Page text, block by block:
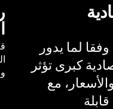
لما يدور
كبرى تؤثر
مع